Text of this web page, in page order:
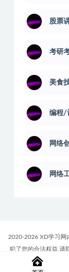
股票
考研
美食
编程/
网络
网络
2020-2026 XD学习网
犯了您的合法权益,请
布的一切学习教程、